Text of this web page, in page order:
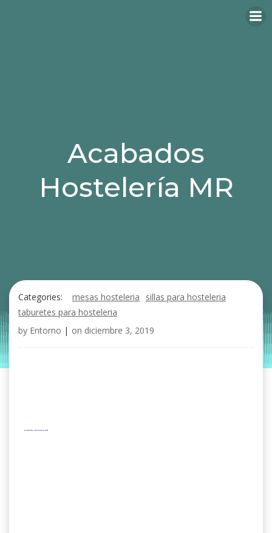
Acabados
Hostelería MR
Categories: mesas hosteleria
sillas para hosteleria
taburetes para hosteleria
by Entorno | on diciembre 3, 2019
Acabados Hostelería MR